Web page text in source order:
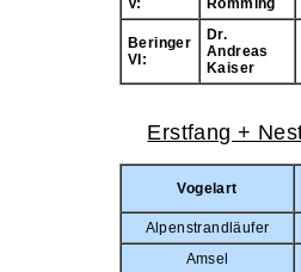
V:
Romming
Beringer
VI:
Dr.
Andreas
Kaiser
Erstfang +
Vogelart
Alpenstrandläufer
Amsel